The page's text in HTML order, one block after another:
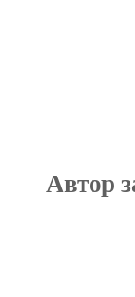
Автор